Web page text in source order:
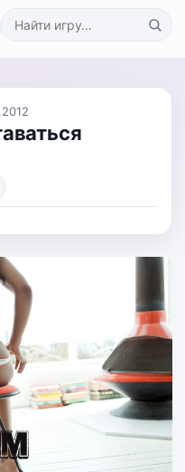
Поиск по каталогу